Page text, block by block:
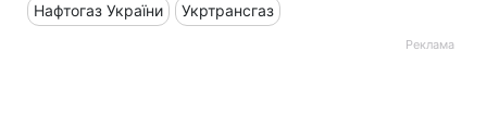
Нафтогаз України Укртрансгаз